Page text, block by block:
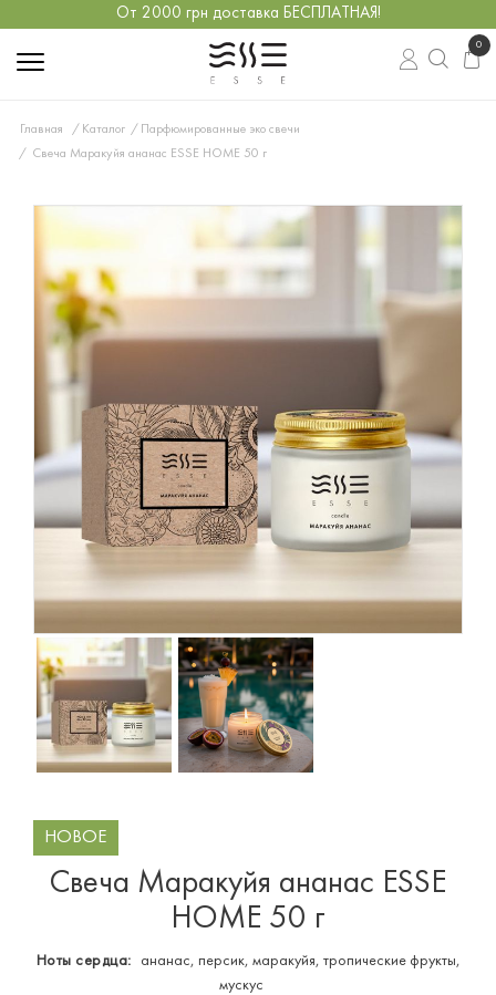
От 2000 грн доставка БЕСПЛАТНАЯ!
0
Главная Каталог
Парфюмированные эко свечи
Свеча Маракуйя ананас ESSE HOME 50 г
НОВОЕ
Свеча Маракуйя ананас ESSE
HOME 50 г
Ноты сердца:
ананас, персик, маракуйя, тропические фрукты,
мускус